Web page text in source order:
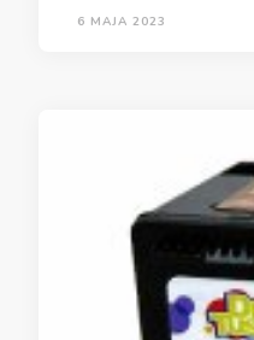
6 MAJA 2023